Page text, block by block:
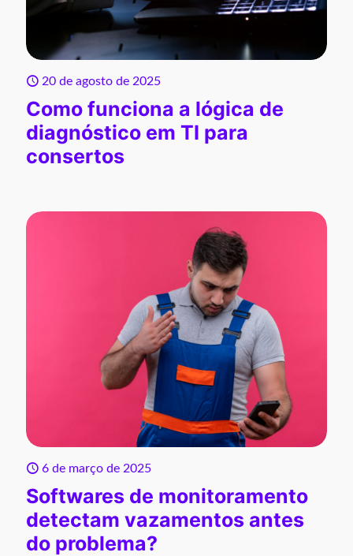
20 de agosto de 2025
Como funciona a lógica de
diagnóstico em TI para
consertos
6 de março de 2025
Softwares de monitoramento
detectam vazamentos antes
do problema?